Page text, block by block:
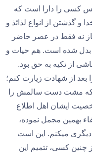
کسی را دارا است که
راه خدا و گذشتن از انواع لذائذ و
نه فقط در عصر حاضر
بدل شده است. هم حیات و
از تکیه به حق بود.
بعد از شهادت زیارت کنم؛
که مشت دست سالمش را
ایشان اهل اطلاع
بهمین مجمل نموده،
دیگری میکنم. این است
کسی، تتمیم این